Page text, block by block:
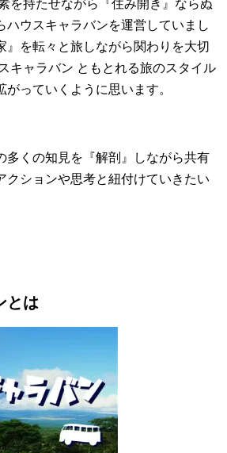
を持たせながら『住み開き』ならぬ
ハウスキャラバンを運営していまし
』を転々と旅しながら関わりを大切
キャラバン ともとれる旅のスタイル
っていくように思います。
多くの知見を『解剖』しながら共有
クションや思考と紐付けていきたい
とは